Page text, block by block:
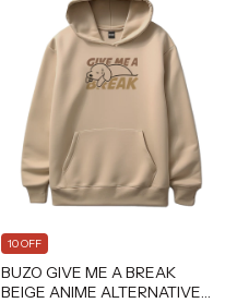
BUZO GIVE ME A BREAK
BEIGE ANIME ALTERNATIVE
10 OFF